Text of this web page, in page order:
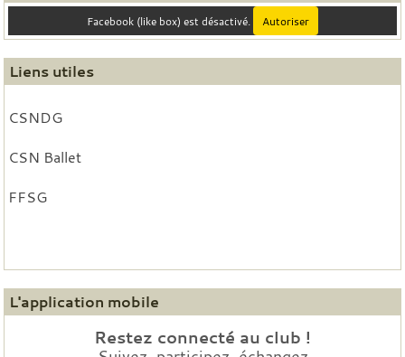
Facebook (like box) est désactivé. Autoriser
Liens utiles
CSNDG
CSN Ballet
FFSG
L'application mobile
Restez connecté au club !